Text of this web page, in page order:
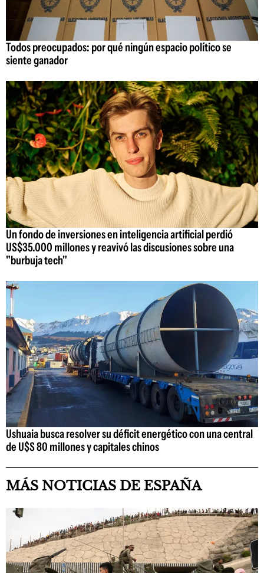
Todos preocupados: por qué ningún espacio político se
siente ganador
Un fondo de inversiones en inteligencia artificial perdió
US$35.000 millones y reavivó las discusiones sobre una
"burbuja tech"
Ushuaia busca resolver su déficit energético con una central
de U$S 80 millones y capitales chinos
MÁS NOTICIAS DE ESPAÑA